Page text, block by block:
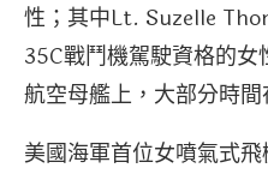
性；其中Lt. Suzelle
35C戰鬥機駕駛資格的
航空母艦上，大部分時
美國海軍首位女噴氣式